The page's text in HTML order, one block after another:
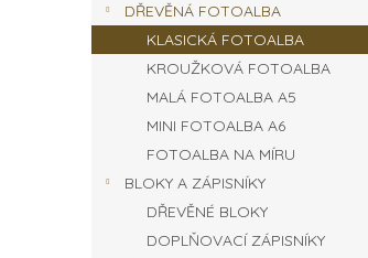
a
n
DŘEVĚNÁ FOTOALBA
KLASICKÁ FOTOALBA
KROUŽKOVÁ FOTOALBA
MALÁ FOTOALBA A5
MINI FOTOALBA A6
FOTOALBA NA MÍRU
BLOKY A ZÁPISNÍKY
DŘEVĚNÉ BLOKY
DOPLŇOVACÍ ZÁPISNÍKY